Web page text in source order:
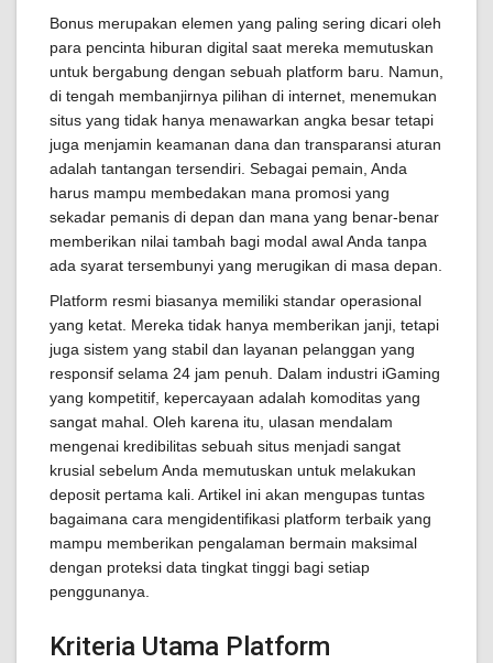
Bonus merupakan elemen yang paling sering dicari oleh
para pencinta hiburan digital saat mereka memutuskan
untuk bergabung dengan sebuah platform baru. Namun,
di tengah membanjirnya pilihan di internet, menemukan
situs yang tidak hanya menawarkan angka besar tetapi
juga menjamin keamanan dana dan transparansi aturan
adalah tantangan tersendiri. Sebagai pemain, Anda
harus mampu membedakan mana promosi yang
sekadar pemanis di depan dan mana yang benar-benar
memberikan nilai tambah bagi modal awal Anda tanpa
ada syarat tersembunyi yang merugikan di masa depan.
Platform resmi biasanya memiliki standar operasional
yang ketat. Mereka tidak hanya memberikan janji, tetapi
juga sistem yang stabil dan layanan pelanggan yang
responsif selama 24 jam penuh. Dalam industri iGaming
yang kompetitif, kepercayaan adalah komoditas yang
sangat mahal. Oleh karena itu, ulasan mendalam
mengenai kredibilitas sebuah situs menjadi sangat
krusial sebelum Anda memutuskan untuk melakukan
deposit pertama kali. Artikel ini akan mengupas tuntas
bagaimana cara mengidentifikasi platform terbaik yang
mampu memberikan pengalaman bermain maksimal
dengan proteksi data tingkat tinggi bagi setiap
penggunanya.
Kriteria Utama Platform